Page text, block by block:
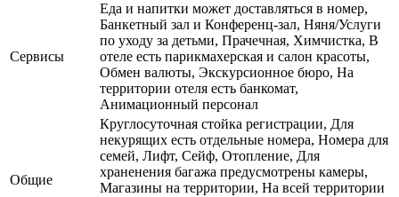
Сервисы
Еда и напитки может доставляться в номер,
Банкетный зал и Конференц-зал, Няня/Услуги
по уходу за детьми, Прачечная, Химчистка, В
отеле есть парикмахерская и салон красоты,
Обмен валюты, Экскурсионное бюро, На
территории отеля есть банкомат,
Анимационный персонал
Общие
Круглосуточная стойка регистрации, Для
некурящих есть отдельные номера, Номера для
семей, Лифт, Сейф, Отопление, Для
храненения багажа предусмотрены камеры,
Магазины на территории, На всей территории